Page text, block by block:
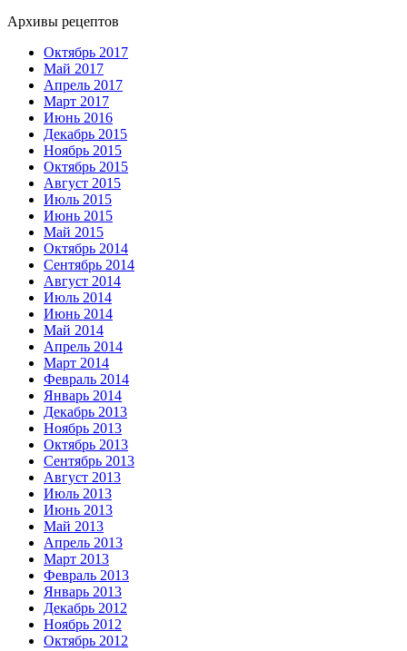
Архивы рецептов
Октябрь 2017
Май 2017
Апрель 2017
Март 2017
Июнь 2016
Декабрь 2015
Ноябрь 2015
Октябрь 2015
Август 2015
Июль 2015
Июнь 2015
Май 2015
Октябрь 2014
Сентябрь 2014
Август 2014
Июль 2014
Июнь 2014
Май 2014
Апрель 2014
Март 2014
Февраль 2014
Январь 2014
Декабрь 2013
Ноябрь 2013
Октябрь 2013
Сентябрь 2013
Август 2013
Июль 2013
Июнь 2013
Май 2013
Апрель 2013
Март 2013
Февраль 2013
Январь 2013
Декабрь 2012
Ноябрь 2012
Октябрь 2012